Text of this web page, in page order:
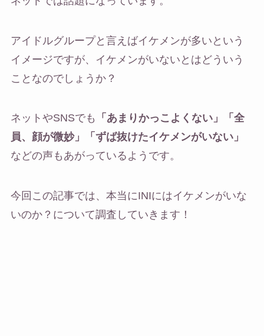
アイドルグループと言えばイケメンが多いという
イメージですが、イケメンがいないとはどういう
ことなのでしょうか？
ネットやSNSでも
「あまりかっこよくない」「全
員、顔が微妙」「ずば抜けたイケメンがいない」
などの声もあがっているようです。
今回この記事では、本当にINIにはイケメンがいな
いのか？について調査していきます！